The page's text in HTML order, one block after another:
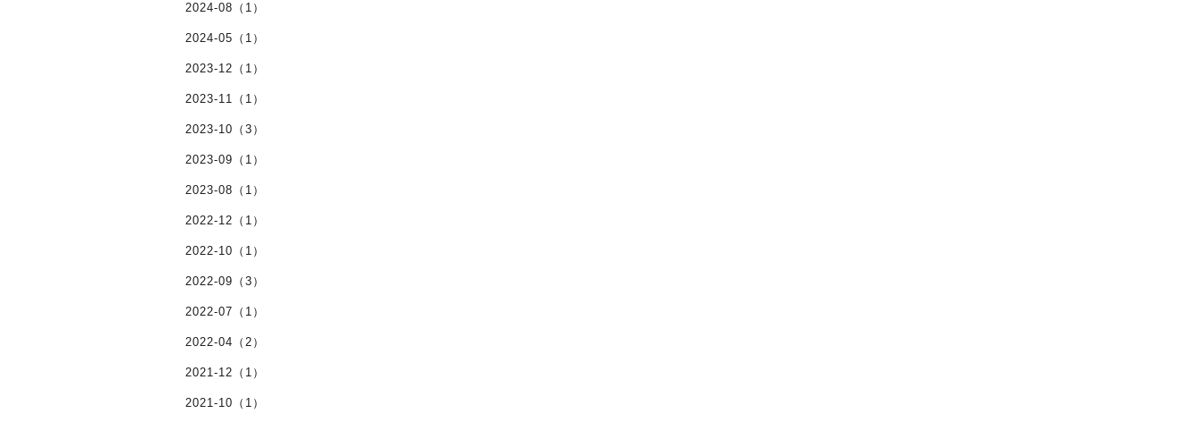
2024-08（1）
2024-05（1）
2023-12（1）
2023-11（1）
2023-10（3）
2023-09（1）
2023-08（1）
2022-12（1）
2022-10（1）
2022-09（3）
2022-07（1）
2022-04（2）
2021-12（1）
2021-10（1）